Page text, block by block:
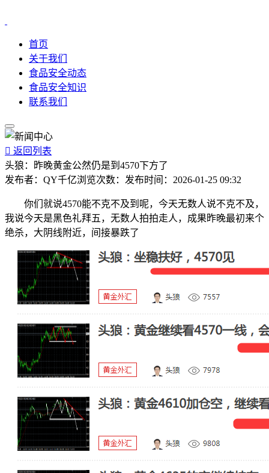
首页
关于我们
食品安全动态
食品安全知识
联系我们
 返回列表
头狼：昨晚黄金公然仍是到4570下方了
发布者： QY千亿浏览次数： 发布时间： 2026-01-25 09:32
你们就说4570能不克不及到呢，今天无数人说不克不及，
我说今天是黑色礼拜五，无数人拍拍走人，成果昨晚最初来个
绝杀，大阴线附近，间接暴跌了